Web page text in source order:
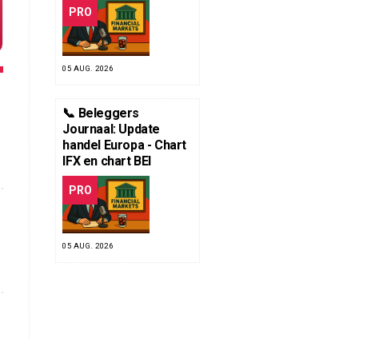
PRO
05 AUG. 2026
📞 Beleggers
Journaal: Update
handel Europa - Chart
IFX en chart BEI
PRO
05 AUG. 2026